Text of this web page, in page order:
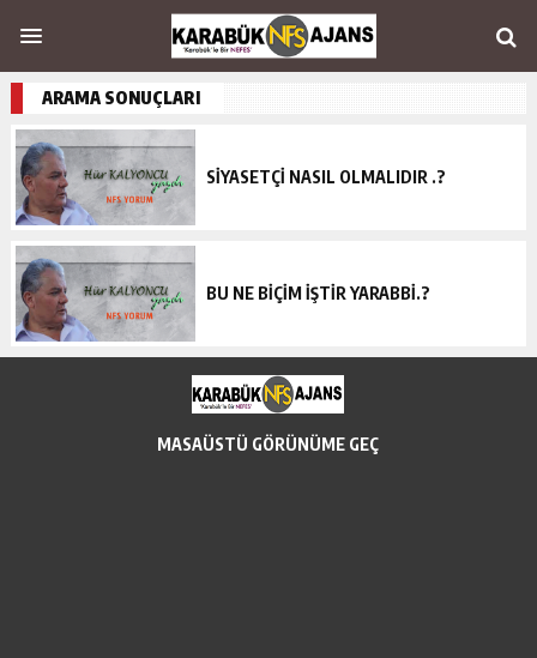
ARAMA SONUÇLARI
SİYASETÇİ NASIL OLMALIDIR .?
BU NE BİÇİM İŞTİR YARABBİ.?
MASAÜSTÜ GÖRÜNÜME GEÇ